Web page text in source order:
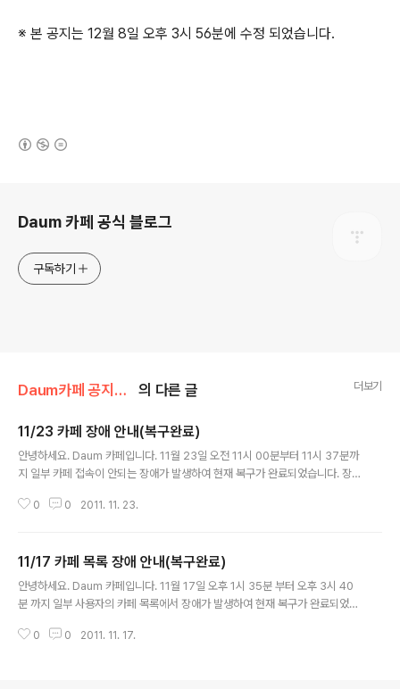
※ 본 공지는 12월 8일 오후 3시 56분에 수정 되었습니다.
Daum 카페 공식 블로그
구독하기
Daum카페 공지사항/서비스 장애 의 다른 글 더보기
11/23 카페 장애 안내(복구완료)
안녕하세요. Daum 카페입니다. 11월 23일 오전 11시 00분부터 11시 37분까
지 일부 카페 접속이 안되는 장애가 발생하여 현재 복구가 완료되었습니다. 장
큰 불편을 끼치게 된 점 진심으로 다시 한번 사과의 ..
0 0 2011. 11. 23.
11/17 카페 목록 장애 안내(복구완료)
안녕하세요. Daum 카페입니다. 11월 17일 오후 1시 35분 부터 오후 3시 40
분 까지 일부 사용자의 카페 목록에서 장애가 발생하여 현재 복구가 완료되었습
러분께 큰 불편을 끼치게 된 점 진심으로 다시 한번..
0 0 2011. 11. 17.